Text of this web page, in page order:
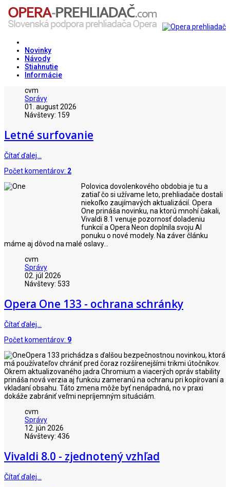
Novinky
Návody
Stiahnutie
Informácie
cvm
Správy
01. august 2026
Návštevy: 159
Letné surfovanie
Čítať ďalej…
Počet komentárov: 2
Polovica dovolenkového obdobia je tu a
zatiaľ čo si užívame leto, prehliadače dostali
niekoľko zaujímavých aktualizácií. Opera
One prináša novinku, na ktorú mnohí čakali,
Vivaldi 8.1 venuje pozornosť doladeniu
funkcií a Opera Neon doplnila svoju AI
ponuku o nové modely. Na záver článku
máme aj dôvod na malé oslavy...
cvm
Správy
02. júl 2026
Návštevy: 533
Opera One 133 - ochrana schránky
Čítať ďalej…
Počet komentárov: 9
Opera 133 prichádza s ďalšou bezpečnostnou novinkou, ktorá
má používateľov chrániť pred čoraz rozšírenejšími trikmi útočníkov.
Okrem aktualizovaného jadra Chromium a viacerých opráv stability
prináša nová verzia aj funkciu zameranú na ochranu pri kopírovaní a
vkladaní obsahu. Táto zmena môže byť nenápadná, no v praxi
dokáže zabrániť veľmi nepríjemným situáciám.
cvm
Správy
12. jún 2026
Návštevy: 436
Vivaldi 8.0 - zjednotený vzhľad
Čítať ďalej…